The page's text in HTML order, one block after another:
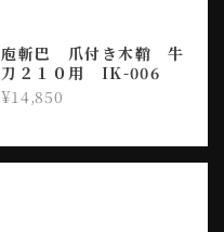
庖斬巴 爪付き木鞘 牛
刀２１０用 IK-006
¥14,850